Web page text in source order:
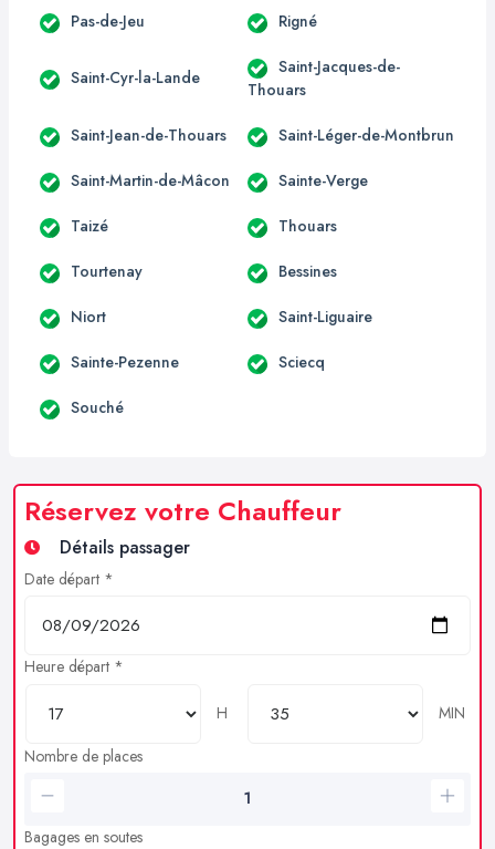
Pas-de-Jeu Rigné
Saint-Cyr-la-Lande
Saint-Jacques-de-
Thouars
Saint-Jean-de-Thouars Saint-Léger-de-Montbrun
Saint-Martin-de-Mâcon Sainte-Verge
Taizé Thouars
Tourtenay Bessines
Niort Saint-Liguaire
Sainte-Pezenne Sciecq
Souché
Réservez votre Chauffeur
Détails passager
Date départ *
Heure départ *
H
MIN
Nombre de places
Bagages en soutes